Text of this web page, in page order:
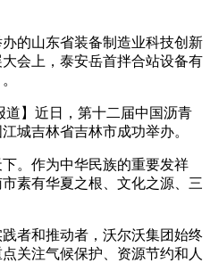
山东省装备制造业科技创新
会上，泰安岳首拌合站设备有
】近日，第十二届中国沥青
城吉林省吉林市成功举办。
作为中华民族的重要发祥
素有华夏之根、文化之源、三
和推动者，沃尔沃集团始终
关注气候保护、资源节约和人